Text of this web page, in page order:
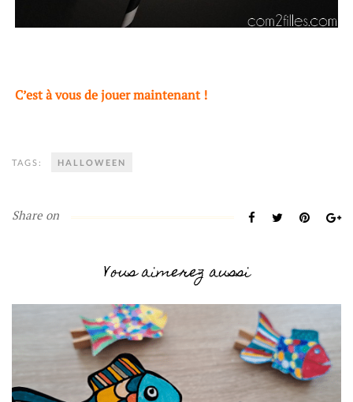
C’est à vous de jouer maintenant !
TAGS: HALLOWEEN
Share on
Vous aimerez aussi